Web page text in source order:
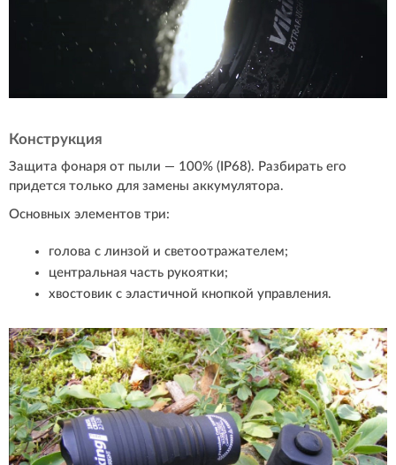
Конструкция
Защита фонаря от пыли — 100% (IP68). Разбирать его
придется только для замены аккумулятора.
Основных элементов три:
голова с линзой и светоотражателем;
центральная часть рукоятки;
хвостовик с эластичной кнопкой управления.